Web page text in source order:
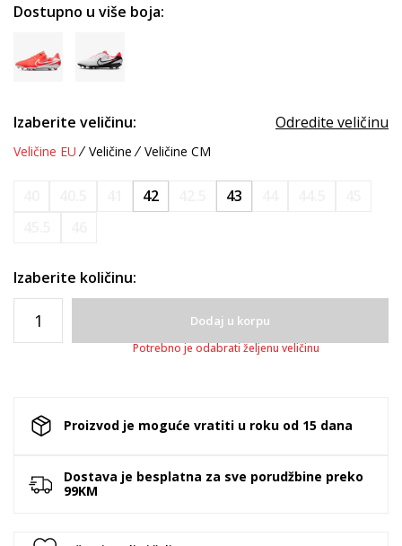
Dostupno u više boja:
Izaberite veličinu: Odredite veličinu
Veličine EU Veličine Veličine CM
42 43
Izaberite količinu:
Dodaj u korpu
Potrebno je odabrati željenu veličinu
Proizvod je moguće vratiti u roku od 15 dana
Dostava je besplatna za sve porudžbine preko
99KM